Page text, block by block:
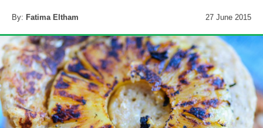
By: Fatima Eltham 27 June 2015